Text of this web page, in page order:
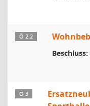
Ö 2.2
Beschluss:
Ö 3